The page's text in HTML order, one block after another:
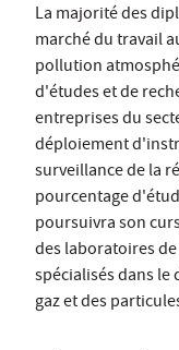
La majorité des
marché du travail
pollution
d'études et de
entreprises du
déploiement
surveillance de la
pourcentage
poursuivra son
des laboratoires
spécialisés dans
gaz et des